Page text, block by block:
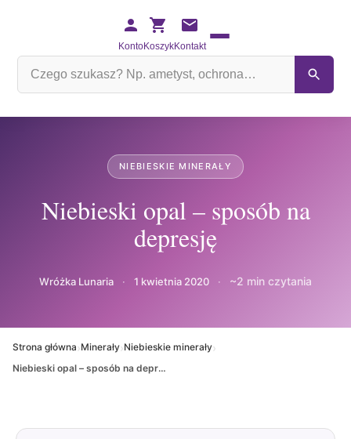
KontoKoszykKontakt
NIEBIESKIE MINERAŁY
Niebieski opal – sposób na
depresję
Wróżka Lunaria · 1 kwietnia 2020 · ~2 min czytania
Strona główna ›Minerały›Niebieskie minerały›
Niebieski opal – sposób na depresję